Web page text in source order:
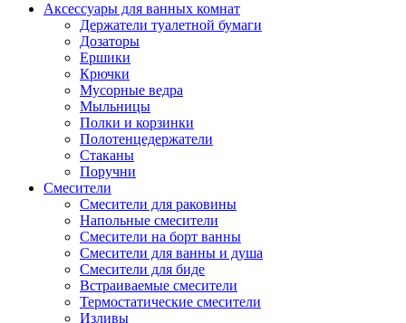
Аксессуары для ванных комнат
Держатели туалетной бумаги
Дозаторы
Ершики
Крючки
Мусорные ведра
Мыльницы
Полки и корзинки
Полотенцедержатели
Стаканы
Поручни
Смесители
Смесители для раковины
Напольные смесители
Смесители на борт ванны
Смесители для ванны и душа
Смесители для биде
Встраиваемые смесители
Термостатические смесители
Изливы